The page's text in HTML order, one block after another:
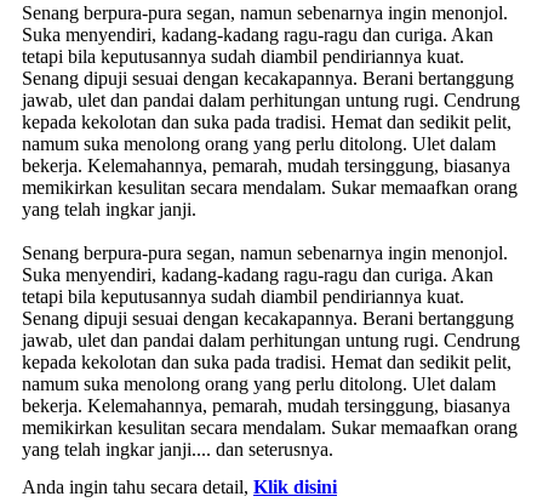
Senang berpura-pura segan, namun sebenarnya ingin menonjol.
Suka menyendiri, kadang-kadang ragu-ragu dan curiga. Akan
tetapi bila keputusannya sudah diambil pendiriannya kuat.
Senang dipuji sesuai dengan kecakapannya. Berani bertanggung
jawab, ulet dan pandai dalam perhitungan untung rugi. Cendrung
kepada kekolotan dan suka pada tradisi. Hemat dan sedikit pelit,
namum suka menolong orang yang perlu ditolong. Ulet dalam
bekerja. Kelemahannya, pemarah, mudah tersinggung, biasanya
memikirkan kesulitan secara mendalam. Sukar memaafkan orang
yang telah ingkar janji.
Senang berpura-pura segan, namun sebenarnya ingin menonjol.
Suka menyendiri, kadang-kadang ragu-ragu dan curiga. Akan
tetapi bila keputusannya sudah diambil pendiriannya kuat.
Senang dipuji sesuai dengan kecakapannya. Berani bertanggung
jawab, ulet dan pandai dalam perhitungan untung rugi. Cendrung
kepada kekolotan dan suka pada tradisi. Hemat dan sedikit pelit,
namum suka menolong orang yang perlu ditolong. Ulet dalam
bekerja. Kelemahannya, pemarah, mudah tersinggung, biasanya
memikirkan kesulitan secara mendalam. Sukar memaafkan orang
yang telah ingkar janji.... dan seterusnya.
Anda ingin tahu secara detail, Klik disini